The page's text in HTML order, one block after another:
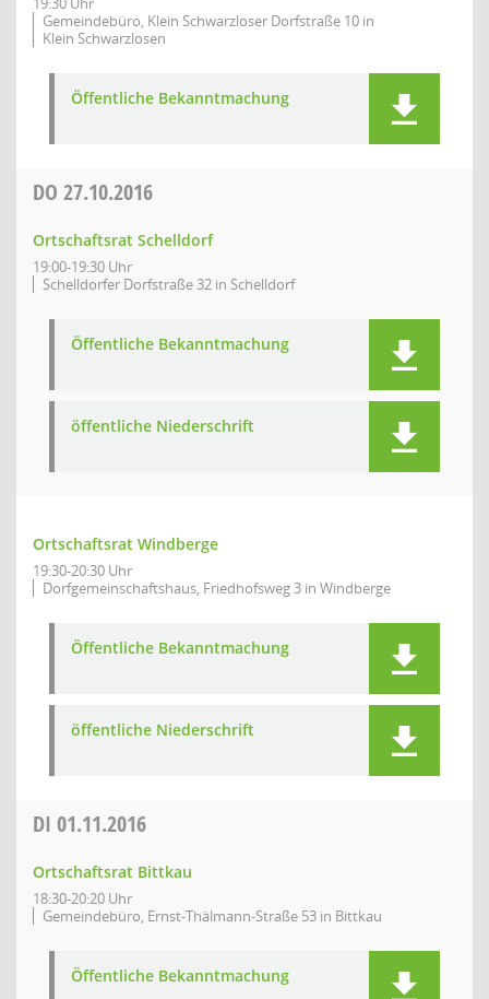
Gemeindebüro, Klein Schwarzloser Dorfstraße 10 in
Klein Schwarzlosen
Öffentliche Bekanntmachung
DO 27.10.2016
Ortschaftsrat Schelldorf
19:00-19:30 Uhr
Schelldorfer Dorfstraße 32 in Schelldorf
Öffentliche Bekanntmachung
öffentliche Niederschrift
Ortschaftsrat Windberge
19:30-20:30 Uhr
Dorfgemeinschaftshaus, Friedhofsweg 3 in Windberge
Öffentliche Bekanntmachung
öffentliche Niederschrift
DI 01.11.2016
Ortschaftsrat Bittkau
18:30-20:20 Uhr
Gemeindebüro, Ernst-Thälmann-Straße 53 in Bittkau
Öffentliche Bekanntmachung